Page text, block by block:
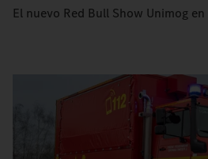
El nuevo Red Bull Show Unimog